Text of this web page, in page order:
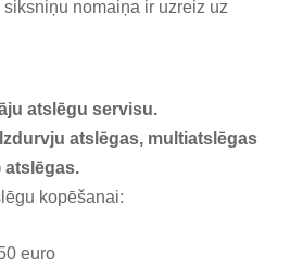
nomaiņa ir uzreiz uz
atslēgu servisu.
atslēgas, multiatslēgas
atslēgas.
kopēšanai:
euro